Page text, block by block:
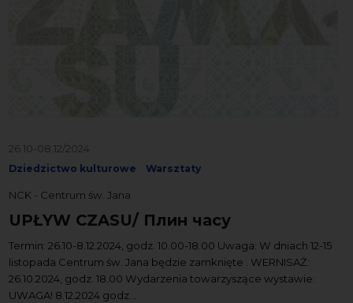
26.10-08.12/2024
Dziedzictwo kulturowe Warsztaty
NCK - Centrum św. Jana
UPŁYW CZASU/ Плин часу
Termin: 26.10-8.12.2024, godz. 10.00-18.00 Uwaga: W dniach 12-15
listopada Centrum św. Jana będzie zamknięte . WERNISAŻ:
26.10.2024, godz. 18.00 Wydarzenia towarzyszące wystawie:
UWAGA! 8.12.2024 godz...